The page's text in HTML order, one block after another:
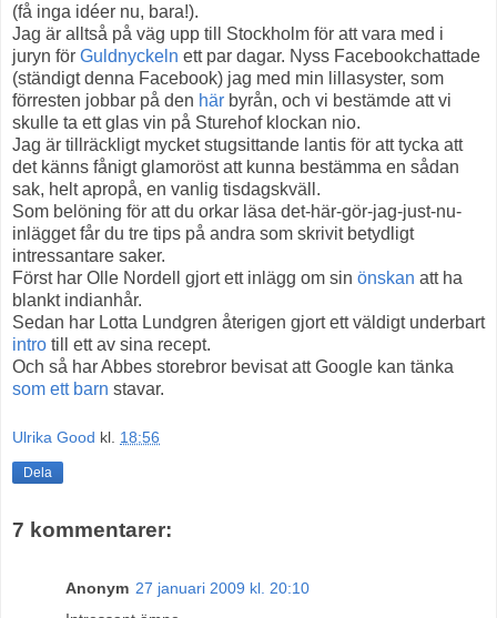
(få inga idéer nu, bara!).
Jag är alltså på väg upp till Stockholm för att vara med i
juryn för Guldnyckeln ett par dagar. Nyss Facebookchattade
(ständigt denna Facebook) jag med min lillasyster, som
förresten jobbar på den här byrån, och vi bestämde att vi
skulle ta ett glas vin på Sturehof klockan nio.
Jag är tillräckligt mycket stugsittande lantis för att tycka att
det känns fånigt glamoröst att kunna bestämma en sådan
sak, helt apropå, en vanlig tisdagskväll.
Som belöning för att du orkar läsa det-här-gör-jag-just-nu-
inlägget får du tre tips på andra som skrivit betydligt
intressantare saker.
Först har Olle Nordell gjort ett inlägg om sin önskan att ha
blankt indianhår.
Sedan har Lotta Lundgren återigen gjort ett väldigt underbart
intro till ett av sina recept.
Och så har Abbes storebror bevisat att Google kan tänka
som ett barn stavar.
Ulrika Good kl. 18:56
Dela
7 kommentarer:
Anonym 27 januari 2009 kl. 20:10